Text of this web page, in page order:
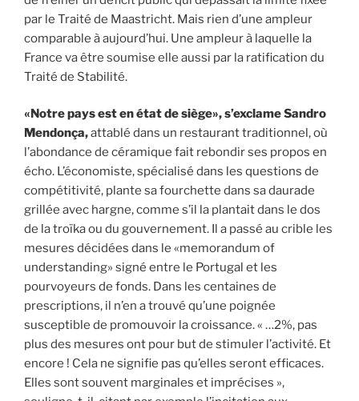
par le Traité de Maastricht. Mais rien d’une ampleur
comparable à aujour­d’hui. Une ampleur à laquelle la
France va être soumise elle aussi par la ratification du
Traité de Stabilité.
«Notre pays est en état de siège», s’exclame Sandro
Mendonça,attablé dans un restaurant traditionnel, où
l’abondance de céramique fait rebondir ses propos en
écho. L’économiste, spécialisé dans les questions de
compétitivité, plante sa fourchette dans sa daurade
grillée avec hargne, comme s’il la plantait dans le dos
de la troïka ou du gouvernement. Il a passé au crible les
mesures décidées dans le «memorandum of
understanding» signé entre le Portugal et les
pourvoyeurs de fonds. Dans les centaines de
prescriptions, il n’en a trouvé qu’une poignée
susceptible de promouvoir la croissance. « …2%, pas
plus des mesures ont pour but de stimuler l’activité. Et
encore ! Cela ne signifie pas qu’elles seront efficaces.
Elles sont souvent marginales et imprécises »,